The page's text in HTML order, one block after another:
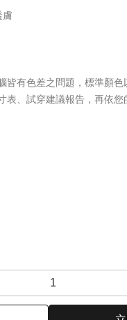
膚
有色差之問題，標準顏色
表、試穿建議報告，再依您